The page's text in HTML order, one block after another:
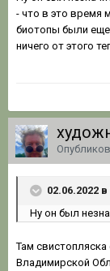
- что в это время
биотопы были
ничего от этого
02.06.2022
Ну он был
Там
Владимирской